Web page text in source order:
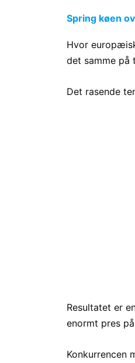
Spring køen
Hvor
det samme på
Det rasende
Resultatet er
enormt pres
Konkurrencen